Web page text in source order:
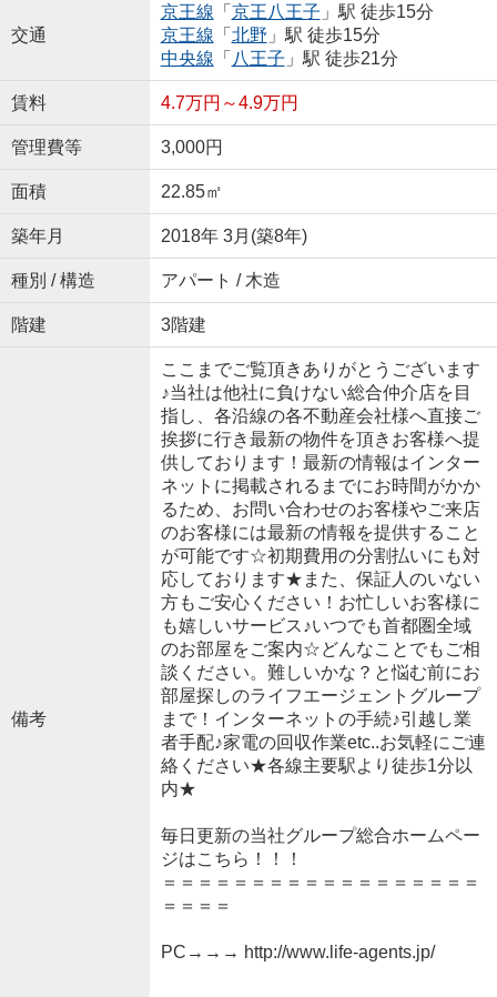
交通
京王線 「 京王八王子 」駅 徒歩15分
京王線 「 北野 」駅 徒歩15分
中央線 「 八王子 」駅 徒歩21分
賃料 4.7万円～4.9万円
管理費等 3,000円
面積 22.85㎡
築年月 2018年 3月(築8年)
種別 / 構造 アパート / 木造
階建 3階建
備考
ここまでご覧頂きありがとうございます
♪当社は他社に負けない総合仲介店を目
指し、各沿線の各不動産会社様へ直接ご
挨拶に行き最新の物件を頂きお客様へ提
供しております！最新の情報はインター
ネットに掲載されるまでにお時間がかか
るため、お問い合わせのお客様やご来店
のお客様には最新の情報を提供すること
が可能です☆初期費用の分割払いにも対
応しております★また、保証人のいない
方もご安心ください！お忙しいお客様に
も嬉しいサービス♪いつでも首都圏全域
のお部屋をご案内☆どんなことでもご相
談ください。難しいかな？と悩む前にお
部屋探しのライフエージェントグループ
まで！インターネットの手続♪引越し業
者手配♪家電の回収作業etc..お気軽にご連
絡ください★各線主要駅より徒歩1分以
内★
毎日更新の当社グループ総合ホームペー
ジはこちら！！！
＝＝＝＝＝＝＝＝＝＝＝＝＝＝＝＝＝＝
＝＝＝＝
PC→→→ http://www.life-agents.jp/